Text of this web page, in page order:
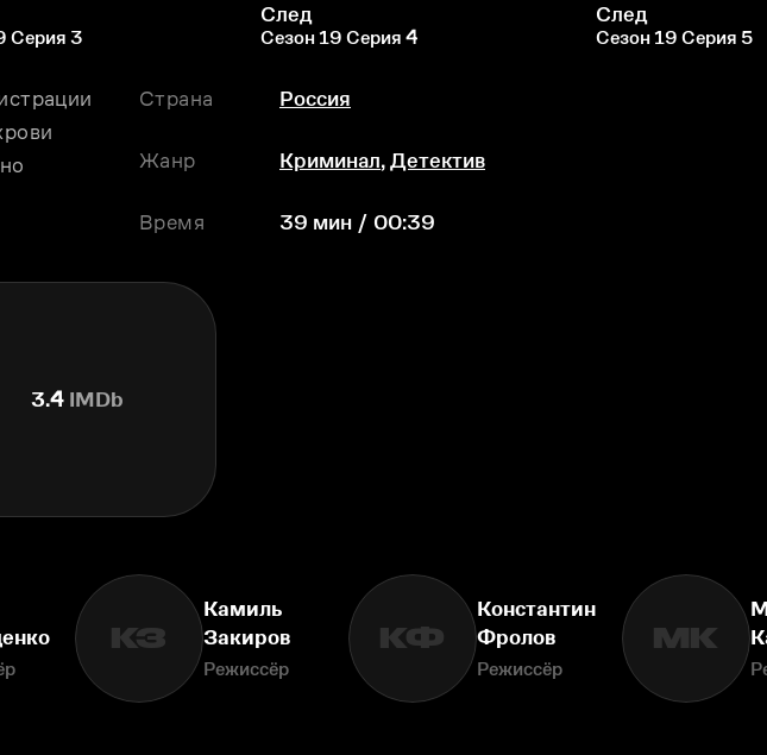
Серия 3
След
Сезон 19 Серия 4
След
Сезон 19 Серия 5
Страна Россия
Жанр Криминал, Детектив
Время 39 мин / 00:39
3.4 IMDb
КЗ
Камиль
Закиров
Режиссёр
КФ
Константин
Фролов
Режиссёр
МК